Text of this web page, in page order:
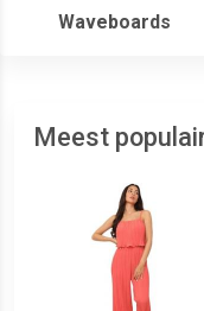
Waveboards
Meest